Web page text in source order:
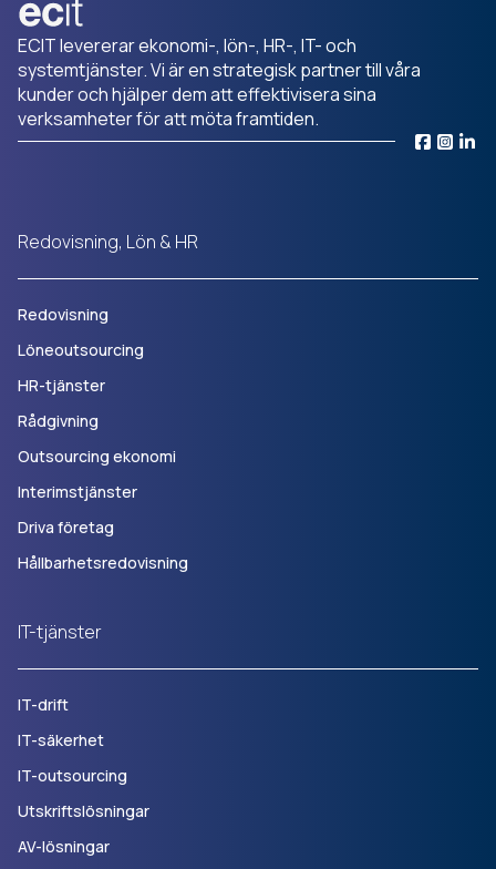
ECIT levererar ekonomi-, lön-, HR-, IT- och
systemtjänster. Vi är en strategisk partner till våra
kunder och hjälper dem att effektivisera sina
verksamheter för att möta framtiden.
Redovisning, Lön & HR
Redovisning
Löneoutsourcing
HR-tjänster
Rådgivning
Outsourcing ekonomi
Interimstjänster
Driva företag
Hållbarhetsredovisning
IT-tjänster
IT-drift
IT-säkerhet
IT-outsourcing
Utskriftslösningar
AV-lösningar